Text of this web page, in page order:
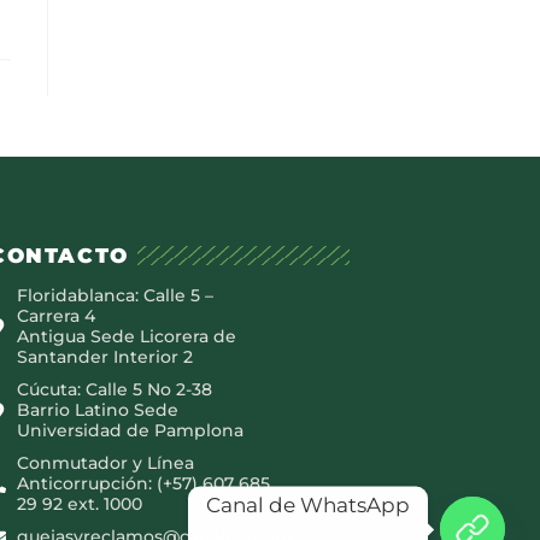
Floridablanca: Calle 5 –
Carrera 4
Antigua Sede Licorera de
Santander Interior 2
Cúcuta: Calle 5 No 2-38
Barrio Latino Sede
Universidad de Pamplona
Conmutador y Línea
Anticorrupción: (+57) 607 685
29 92 ext. 1000
Canal de WhatsApp